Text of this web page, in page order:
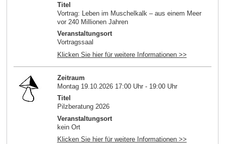
Titel
Vortrag: Leben im Muschelkalk – aus einem Meer
vor 240 Millionen Jahren
Veranstaltungsort
Vortragssaal
Klicken Sie hier für weitere Informationen >>
Zeitraum
Montag 19.10.2026 17:00 Uhr - 19:00 Uhr
Titel
Pilzberatung 2026
Veranstaltungsort
kein Ort
Klicken Sie hier für weitere Informationen >>